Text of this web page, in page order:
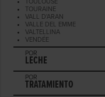
TOURAINE
VALL D'ARAN
VALLE DEL EMME
VALTELLINA
VENDÉE
POR
LECHE
POR
TRATAMIENTO